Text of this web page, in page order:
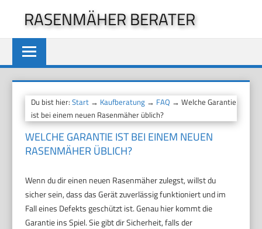
springen
RASENMÄHER BERATER
Du bist hier:Start → Kaufberatung → FAQ → Welche Garantie
ist bei einem neuen Rasenmäher üblich?
WELCHE GARANTIE IST BEI EINEM NEUEN
RASENMÄHER ÜBLICH?
Wenn du dir einen neuen Rasenmäher zulegst, willst du
sicher sein, dass das Gerät zuverlässig funktioniert und im
Fall eines Defekts geschützt ist. Genau hier kommt die
Garantie ins Spiel. Sie gibt dir Sicherheit, falls der